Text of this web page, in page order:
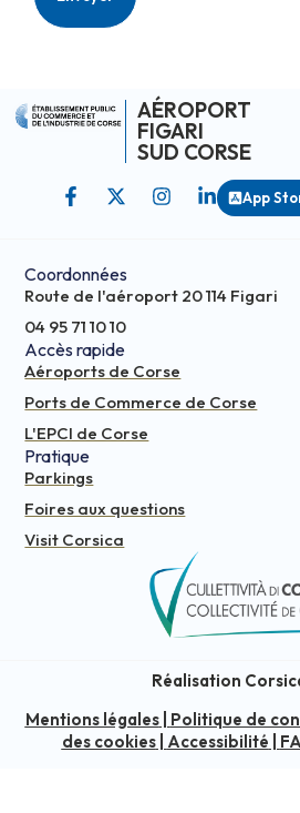
AÉROPORT
FIGARI
SUD CORSE
App
Coordonnées
Route de l'aéroport 20 114 Figari
04 95 71 10 10
Accès rapide
Aéroports de Corse
Ports de Commerce de Corse
L'EPCI de Corse
Pratique
Parkings
Foires aux questions
Visit Corsica
Réalisation
Mentions légales| Politique de
des cookies| Accessibilité